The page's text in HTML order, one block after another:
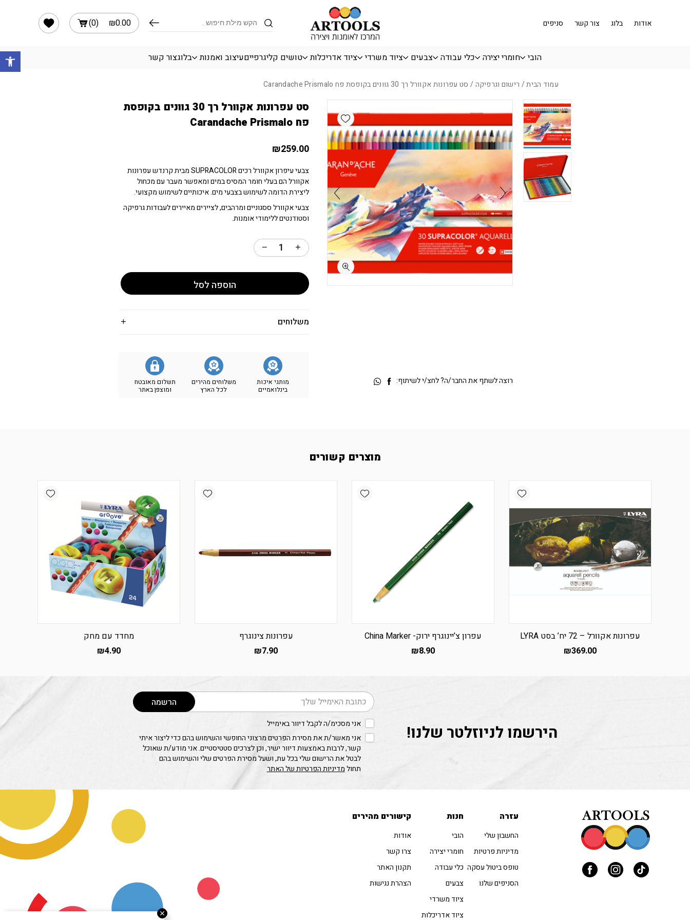
Products
search
₪0.00
(
0
)
אודות
בלוג צור קשר סניפים
הובי חומרי יצירה כלי עבודה צבעים ציוד משרדי ציוד אדריכלות טושים קליגרפייםעיצוב ואמנות בלוגצור קשר
עמוד הבית/ רישום וגרפיקה/ סט עפרונות אקוורל רך 30 גוונים בקופסת פח Carandache Prismalo
סט עפרונות אקוורל רך 30 גוונים בקופסת
פח Carandache Prismalo
₪259.00
צבעי עיפרון אקוורל רכים SUPRACOLOR מבית קרנדש עפרונות
אקוורל הם בעלי חומר המסיס במים ומאפשר מעבר עם מכחול
ליצירת הדומה לשימוש בצבעי מים. איכותיים לשימוש מקצועי.
צבעי אקוורל ססגוניים ומרהבים, לציירים מאיירים לעבודות גרפיקה
וסטודנטים ללימודי אומנות.
הוספה לסל
משלוחים
מותגי איכות
בינלואמיים
משלוחים מהירים
לכל הארץ
תשלום מאובטח
ומוצפן באתר
Add wishlist
רוצה לשתף את החבר/ה? לחצ/י לשיתוף:
מוצרים קשורים
Add wishlist
עפרונות אקוורל – 72 יח’ בסט LYRA
₪369.00
Add wishlist
עפרון צ’יינוגרף ירוק- China Marker
₪8.90
Add wishlist
עפרונות צינוגרף
₪7.90
Add wishlist
מחדד עם מחק
₪4.90
הירשמו לניוזלטר שלנו!
דוא׳׳ל הרשמה
אני מסכימ/ה לקבל דיוור באימייל
אני מאשר/ת את מסירת הפרטים מרצוני החופשי והשימוש בהם כדי ליצור איתי
קשר, לרבות באמצעות דיוור ישיר, וכן לצרכים סטטיסטיים. אני מודע/ת שאוכל
לבטל את הרישום שלי בכל עת, ושעל מסירת הפרטים שלי והשימוש בהם
תחולמדיניות הפרטיות של האתר
עזרה
החשבון שלי
מדיניות פרטיות
טופס ביטול עסקה
הסניפים שלנו
חנות
הובי
חומרי יצירה
כלי עבודה
צבעים
ציוד משרדי
ציוד אדריכלות
קישורים מהירים
אודות
צרו קשר
תקנון האתר
הצהרת נגישות